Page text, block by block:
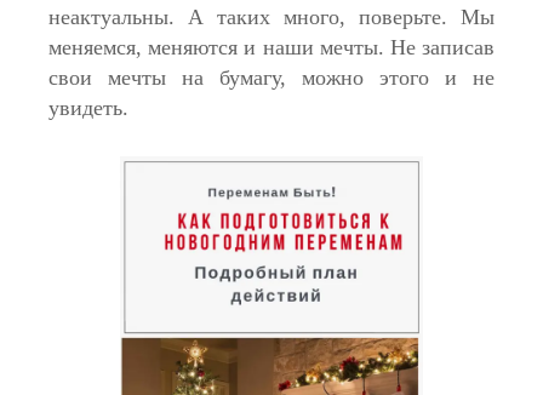
неактуальны. А таких много, поверьте. Мы
меняемся, меняются и наши мечты. Не записав
свои мечты на бумагу, можно этого и не
увидеть.